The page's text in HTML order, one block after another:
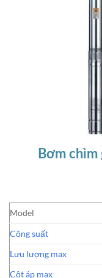
Bơm chìm
Model
Công suất
Lưu lượng max
Cột áp max